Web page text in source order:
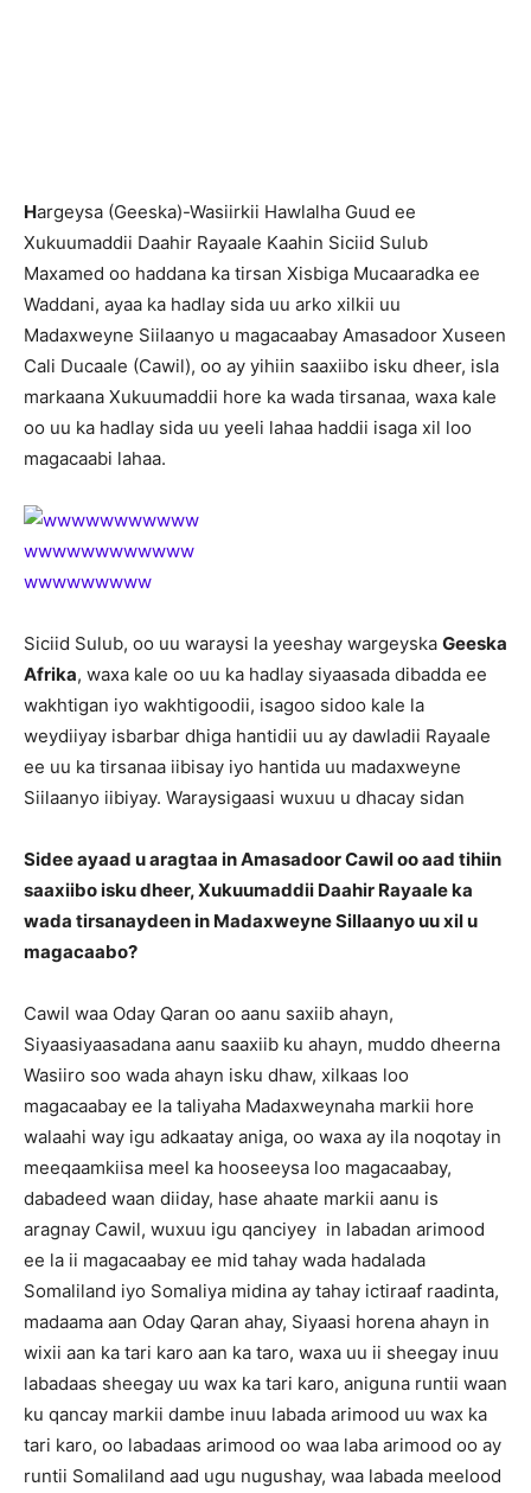
Hargeysa (Geeska)-Wasiirkii Hawlalha Guud ee
Xukuumaddii Daahir Rayaale Kaahin Siciid Sulub
Maxamed oo haddana ka tirsan Xisbiga Mucaaradka ee
Waddani, ayaa ka hadlay sida uu arko xilkii uu
Madaxweyne Siilaanyo u magacaabay Amasadoor Xuseen
Cali Ducaale (Cawil), oo ay yihiin saaxiibo isku dheer, isla
markaana Xukuumaddii hore ka wada tirsanaa, waxa kale
oo uu ka hadlay sida uu yeeli lahaa haddii isaga xil loo
magacaabi lahaa.
Siciid Sulub, oo uu waraysi la yeeshay wargeyska Geeska
Afrika, waxa kale oo uu ka hadlay siyaasada dibadda ee
wakhtigan iyo wakhtigoodii, isagoo sidoo kale la
weydiiyay isbarbar dhiga hantidii uu ay dawladii Rayaale
ee uu ka tirsanaa iibisay iyo hantida uu madaxweyne
Siilaanyo iibiyay. Waraysigaasi wuxuu u dhacay sidan
Sidee ayaad u aragtaa in Amasadoor Cawil oo aad tihiin
saaxiibo isku dheer, Xukuumaddii Daahir Rayaale ka
wada tirsanaydeen in Madaxweyne Sillaanyo uu xil u
magacaabo?
Cawil waa Oday Qaran oo aanu saxiib ahayn,
Siyaasiyaasadana aanu saaxiib ku ahayn, muddo dheerna
Wasiiro soo wada ahayn isku dhaw, xilkaas loo
magacaabay ee la taliyaha Madaxweynaha markii hore
walaahi way igu adkaatay aniga, oo waxa ay ila noqotay in
meeqaamkiisa meel ka hooseeysa loo magacaabay,
dabadeed waan diiday, hase ahaate markii aanu is
aragnay Cawil, wuxuu igu qanciyey in labadan arimood
ee la ii magacaabay ee mid tahay wada hadalada
Somaliland iyo Somaliya midina ay tahay ictiraaf raadinta,
madaama aan Oday Qaran ahay, Siyaasi horena ahayn in
wixii aan ka tari karo aan ka taro, waxa uu ii sheegay inuu
labadaas sheegay uu wax ka tari karo, aniguna runtii waan
ku qancay markii dambe inuu labada arimood uu wax ka
tari karo, oo labadaas arimood oo waa laba arimood oo ay
runtii Somaliland aad ugu nugushay, waa labada meelood